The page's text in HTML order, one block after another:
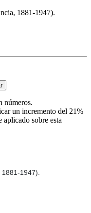
1881-1947).
números.
un incremento del 21%
sobre esta
1881-1947).